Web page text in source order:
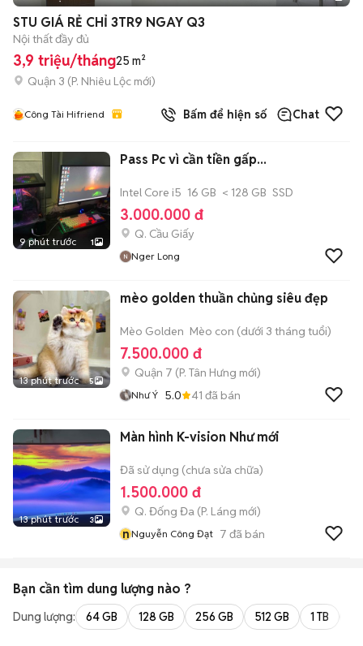
STU GIÁ RẺ CHỈ 3TR9 NGAY Q3
Nội thất đầy đủ
3,9 triệu/tháng25 m²
Quận 3 (P. Nhiêu Lộc mới)
Công Tài Hifriend Bấm để hiện số Chat
9 phút trước 1
Pass Pc vì cần tiền gấp...
Intel Core i5 16 GB < 128 GB SSD
3.000.000 đ
Q. Cầu Giấy
Nger Long
13 phút trước 5
mèo golden thuần chủng siêu đẹp
Mèo Golden Mèo con (dưới 3 tháng tuổi)
7.500.000 đ
Quận 7 (P. Tân Hưng mới)
Như Ý 5.0 41 đã bán
13 phút trước 3
Màn hình K-vision Như mới
Đã sử dụng (chưa sửa chữa)
1.500.000 đ
Q. Đống Đa (P. Láng mới)
nNguyễn Công Đạt 7 đã bán
Bạn cần tìm dung lượng nào ?
Dung lượng: 64 GB 128 GB 256 GB 512 GB 1 TB